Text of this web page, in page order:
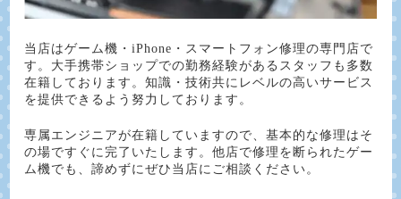
当店はゲーム機・iPhone・スマートフォン修理の専門店で
す。大手携帯ショップでの勤務経験があるスタッフも多数
在籍しております。知識・技術共にレベルの高いサービス
を提供できるよう努力しております。
専属エンジニアが在籍していますので、基本的な修理はそ
の場ですぐに完了いたします。他店で修理を断られたゲー
ム機でも、諦めずにぜひ当店にご相談ください。